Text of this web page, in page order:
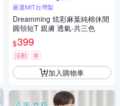
嚴選MIT台灣製
Dreamming 炫彩麻葉純棉休閒
圓領短T 親膚 透氣-共三色
$399
活動 券
加入購物車